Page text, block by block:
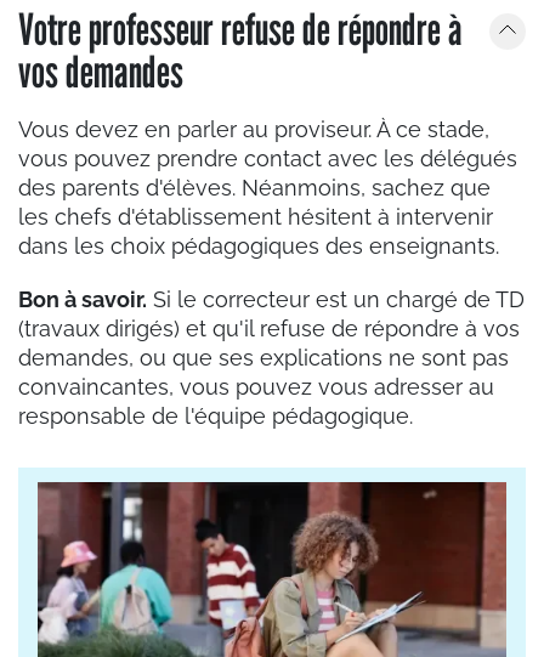
Votre professeur refuse de répondre à
vos demandes
Vous devez en parler au proviseur. À ce stade,
vous pouvez prendre contact avec les délégués
des parents d'élèves. Néanmoins, sachez que
les chefs d'établissement hésitent à intervenir
dans les choix pédagogiques des enseignants.
Bon à savoir. Si le correcteur est un chargé de TD
(travaux dirigés) et qu'il refuse de répondre à vos
demandes, ou que ses explications ne sont pas
convaincantes, vous pouvez vous adresser au
responsable de l'équipe pédagogique.